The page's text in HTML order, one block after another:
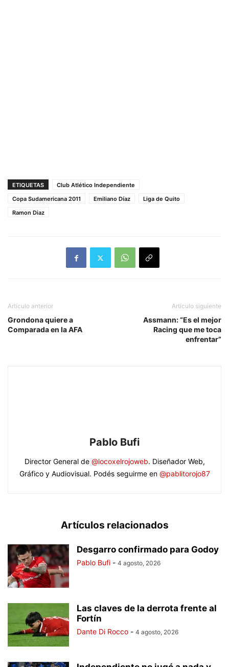
ETIQUETAS
Club Atlético Independiente
Copa Sudamericana 2011
Emiliano Díaz
Liga de Quito
Ramon Diaz
Artículo anterior
Grondona quiere a
Comparada en la AFA
Artículo siguiente
Assmann: “Es el mejor
Racing que me toca
enfrentar”
Pablo Bufi
Director General de @locoxelrojoweb. Diseñador Web,
Gráfico y Audiovisual. Podés seguirme en @pablitorojo87
Artículos relacionados
Desgarro confirmado para Godoy
Pablo Bufi - 4 agosto, 2026
Las claves de la derrota frente al
Fortín
Dante Di Rocco - 4 agosto, 2026